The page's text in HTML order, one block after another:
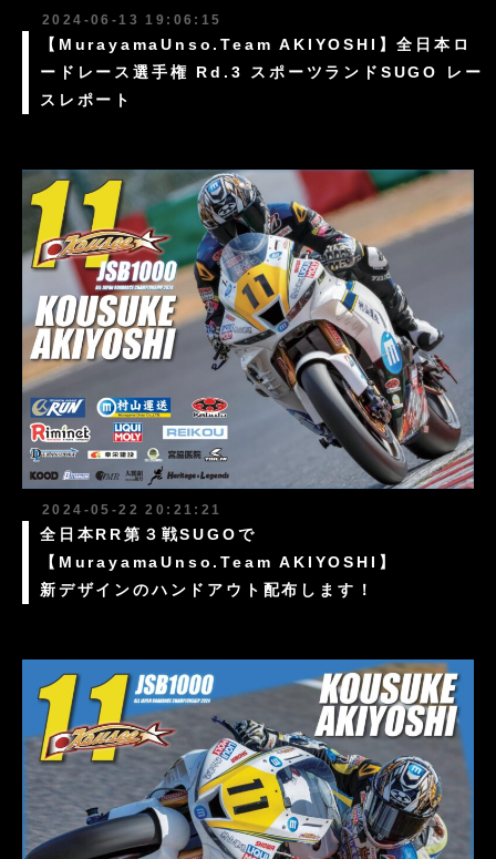
2024-06-13 19:06:15
【MurayamaUnso.Team AKIYOSHI】全日本ロ
ードレース選手権 Rd.3 スポーツランドSUGO レー
スレポート
2024-05-22 20:21:21
全日本RR第３戦SUGOで
【MurayamaUnso.Team AKIYOSHI】
新デザインのハンドアウト配布します！